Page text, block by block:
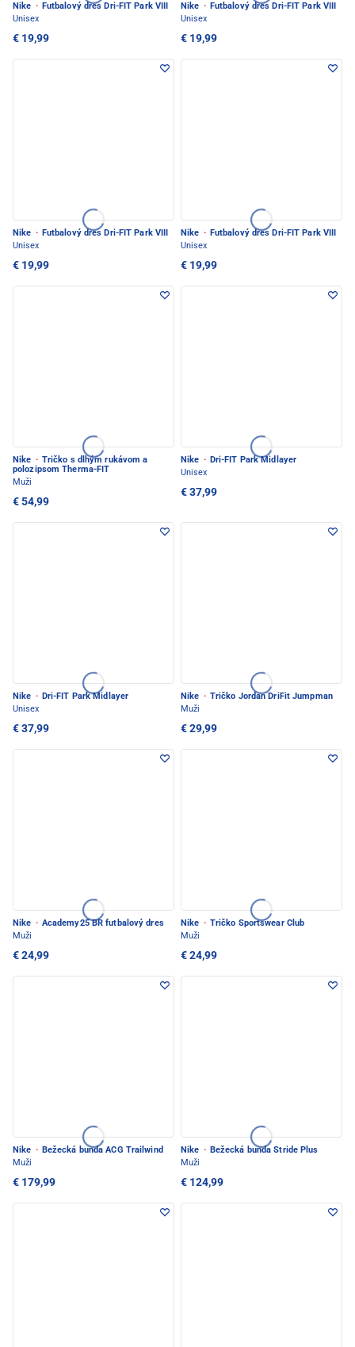
Nike · Futbalový dres Dri-FIT Park VIII
Unisex
€ 19,99
Nike · Futbalový dres Dri-FIT Park VIII
Unisex
€ 19,99
Nike · Futbalový dres Dri-FIT Park VIII
Unisex
€ 19,99
Nike · Futbalový dres Dri-FIT Park VIII
Unisex
€ 19,99
Nike · Tričko s dlhým rukávom a
polozipsom Therma-FIT
Muži
€ 54,99
Nike · Dri-FIT Park Midlayer
Unisex
€ 37,99
Nike · Dri-FIT Park Midlayer
Unisex
€ 37,99
Nike · Tričko Jordan DriFit Jumpman
Muži
€ 29,99
Nike · Academy25 BR futbalový dres
Muži
€ 24,99
Nike · Tričko Sportswear Club
Muži
€ 24,99
Nike · Bežecká bunda ACG Trailwind
Muži
€ 179,99
Nike · Bežecká bunda Stride Plus
Muži
€ 124,99